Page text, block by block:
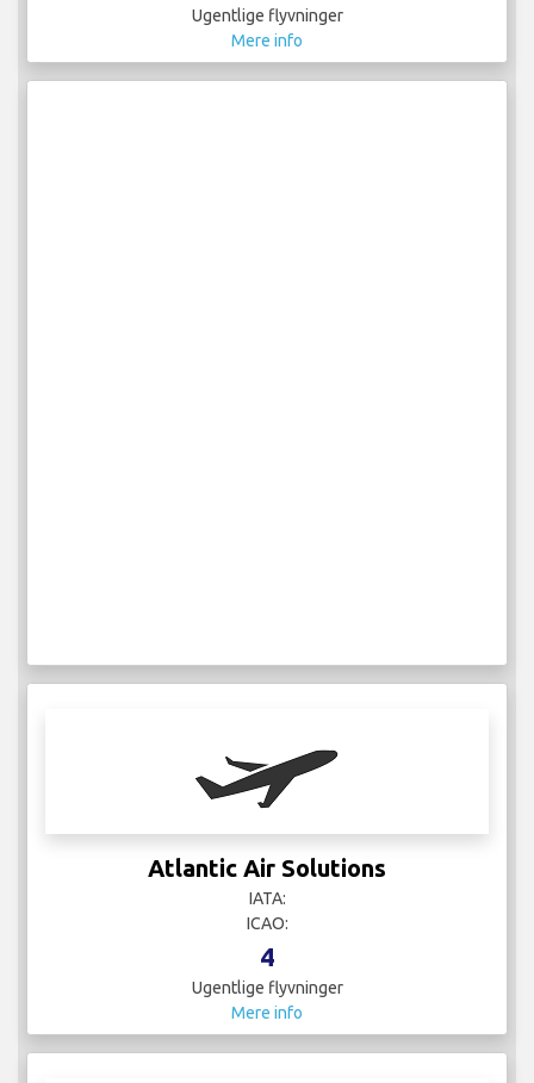
Ugentlige flyvninger
Mere info
Atlantic Air Solutions
IATA:
ICAO:
4
Ugentlige flyvninger
Mere info